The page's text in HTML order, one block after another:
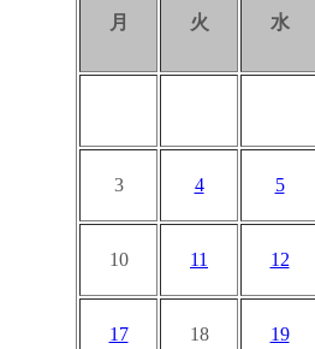
月 火 水
3 4 5
10 11 12
17 18 19